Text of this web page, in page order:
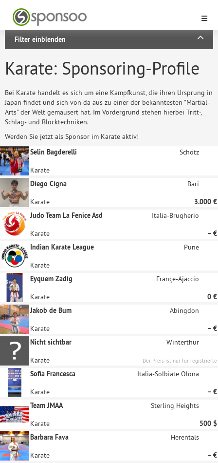
Filter einblenden
Karate: Sponsoring-Profile
Bei Karate handelt es sich um eine Kampfkunst, die ihren Ursprung in
Japan findet und sich von da aus zu einer der bekanntesten "Martial-
Arts" der Welt gemausert hat. Im Vordergrund stehen hierbei Tritt-,
Schlag- und Blocktechniken.
Werden Sie jetzt als Sponsor im Karate aktiv!
Selin Bagderelli
Schötz
Karate
Diego Cigna
Bari
Karate
3.000 €
Judo Team La Fenice Asd
Italia-Brugherio
Karate
– €
Indian Karate League
Pune
Karate
Eyquem Zadig
Françe-Ajaccio
Karate
0 €
Jakob de Bum
Abingdon
Karate
– €
Nicht sichtbar
Winterthur
Karate
Der Preis ist nur für registrierte
Unternehmen sichtbar
Sofia Francesca Italia-Solbiate Olona
Karate
– €
Team JMAA
Sterling Heights
Karate
500 $
Barbara Fava
Herentals
Karate – €